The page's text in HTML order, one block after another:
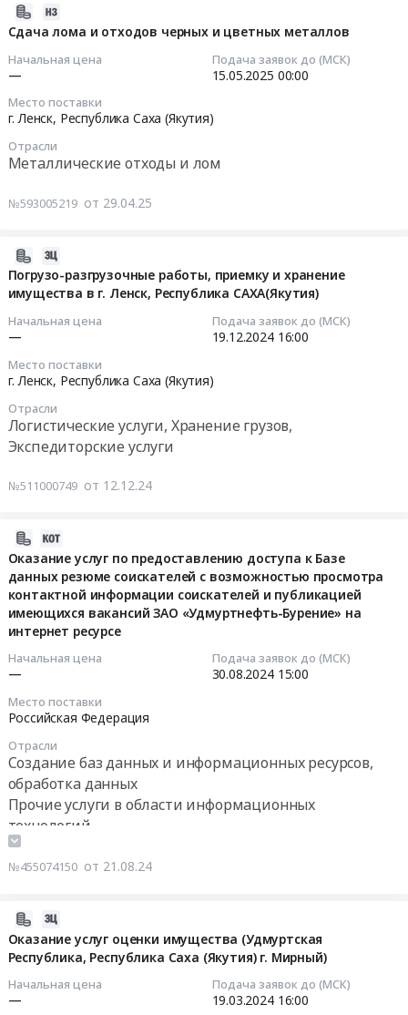
Сдача лома и отходов черных и цветных металлов
Начальная цена
—
Подача заявок до (МСК)
15.05.2025 00:00
Место поставки
г. Ленск, Республика Саха (Якутия)
Отрасли
Металлические отходы и лом
№593005219 от 29.04.25
Погрузо-разгрузочные работы, приемку и хранение
имущества в г. Ленск, Республика САХА(Якутия)
Начальная цена
—
Подача заявок до (МСК)
19.12.2024 16:00
Место поставки
г. Ленск, Республика Саха (Якутия)
Отрасли
Логистические услуги, Хранение грузов,
Экспедиторские услуги
№511000749 от 12.12.24
Оказание услуг по предоставлению доступа к Базе
данных резюме соискателей с возможностью просмотра
контактной информации соискателей и публикацией
имеющихся вакансий ЗАО «Удмуртнефть-Бурение» на
интернет ресурсе
Начальная цена
—
Подача заявок до (МСК)
30.08.2024 15:00
Место поставки
Российская Федерация
Отрасли
Создание баз данных и информационных ресурсов,
обработка данных
Прочие услуги в области информационных
технологий
№455074150 от 21.08.24
Оказание услуг оценки имущества (Удмуртская
Республика, Республика Саха (Якутия) г. Мирный)
Начальная цена
—
Подача заявок до (МСК)
19.03.2024 16:00